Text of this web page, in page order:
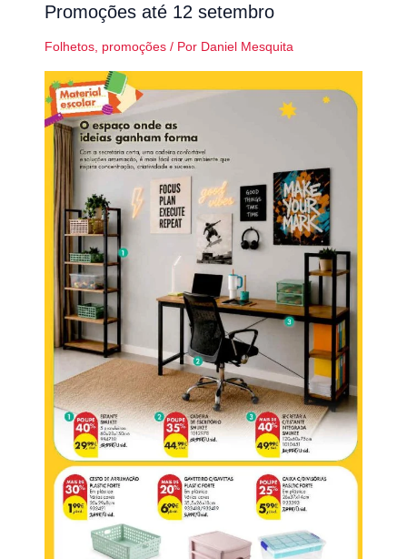
Promoções até 12 setembro
Folhetos, promoções/ Por Daniel Mesquita